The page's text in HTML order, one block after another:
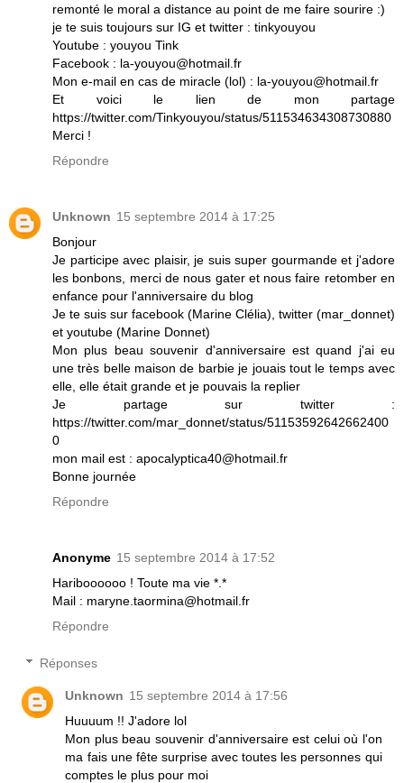
remonté le moral a distance au point de me faire sourire :)
je te suis toujours sur IG et twitter : tinkyouyou
Youtube : youyou Tink
Facebook : la-youyou@hotmail.fr
Mon e-mail en cas de miracle (lol) : la-youyou@hotmail.fr
Et voici le lien de mon partage
https://twitter.com/Tinkyouyou/status/511534634308730880
Merci !
Répondre
Unknown 15 septembre 2014 à 17:25
Bonjour
Je participe avec plaisir, je suis super gourmande et j'adore
les bonbons, merci de nous gater et nous faire retomber en
enfance pour l'anniversaire du blog
Je te suis sur facebook (Marine Clélia), twitter (mar_donnet)
et youtube (Marine Donnet)
Mon plus beau souvenir d'anniversaire est quand j'ai eu
une très belle maison de barbie je jouais tout le temps avec
elle, elle était grande et je pouvais la replier
Je partage sur twitter :
https://twitter.com/mar_donnet/status/51153592642662400
0
mon mail est : apocalyptica40@hotmail.fr
Bonne journée
Répondre
Anonyme 15 septembre 2014 à 17:52
Hariboooooo ! Toute ma vie *.*
Mail : maryne.taormina@hotmail.fr
Répondre
Réponses
Unknown 15 septembre 2014 à 17:56
Huuuum !! J'adore lol
Mon plus beau souvenir d'anniversaire est celui où l'on
ma fais une fête surprise avec toutes les personnes qui
comptes le plus pour moi